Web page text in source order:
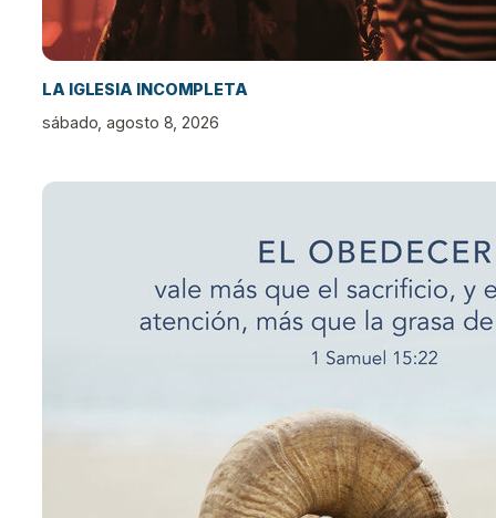
LA IGLESIA INCOMPLETA
sábado, agosto 8, 2026